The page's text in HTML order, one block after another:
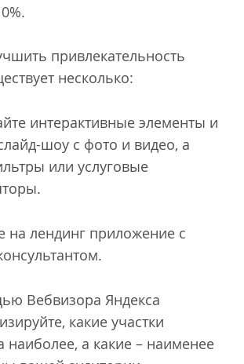
привлекательность
несколько:
интерактивные элементы и
шоу с фото и видео, а
или услуговые
на лендинг приложение с
Вебвизора Яндекса
какие участки
наиболее, а какие – наименее